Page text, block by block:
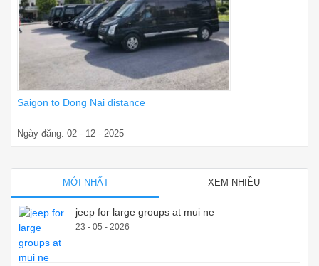
Saigon to Dong Nai distance
Ngày đăng: 02 - 12 - 2025
MỚI NHẤT XEM NHIỀU
jeep for large groups at mui ne
23 - 05 - 2026